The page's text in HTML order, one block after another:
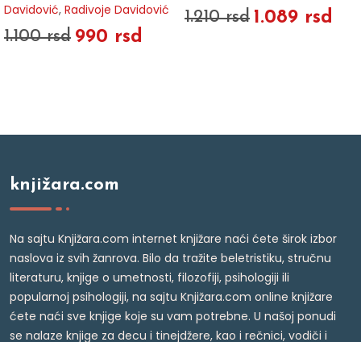
Davidović, Radivoje Davidović
1.100 rsd 990 rsd
1.210 rsd 1.089 rsd
knjižara.com
Na sajtu Knjižara.com internet knjižare naći ćete širok izbor
naslova iz svih žanrova. Bilo da tražite beletristiku, stručnu
literaturu, knjige o umetnosti, filozofiji, psihologiji ili
popularnoj psihologiji, na sajtu Knjižara.com online knjižare
ćete naći sve knjige koje su vam potrebne. U našoj ponudi
se nalaze knjige za decu i tinejdžere, kao i rečnici, vodiči i